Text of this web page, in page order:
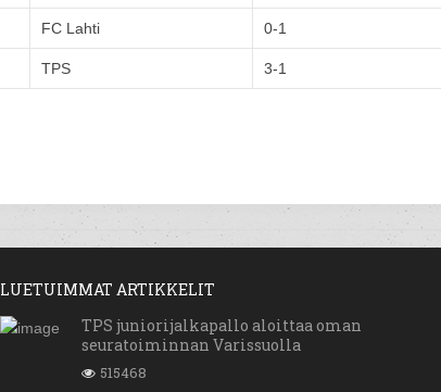
FC Lahti 0-1
TPS 3-1
LUETUIMMAT ARTIKKELIT
TPS juniorijalkapallo aloittaa oman
seuratoiminnan Varissuolla
515468